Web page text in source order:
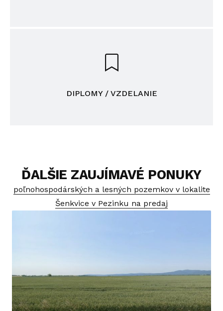
DIPLOMY / VZDELANIE
ĎALŠIE ZAUJÍMAVÉ PONUKY
poľnohospodárských a lesných pozemkov v lokalite
Šenkvice v Pezinku na predaj